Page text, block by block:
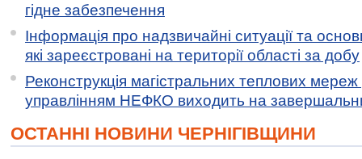
гідне забезпечення
Інформація про надзвичайні ситуації та
які зареєстровані на території області за добу
Реконструкція магістральних теплових мереж
управлінням НЕФКО виходить на
ОСТАННІ НОВИНИ ЧЕРНІГІВЩИНИ